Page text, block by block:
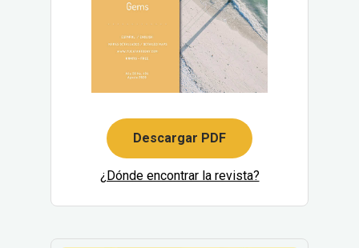
Descargar PDF
¿Dónde encontrar la revista?